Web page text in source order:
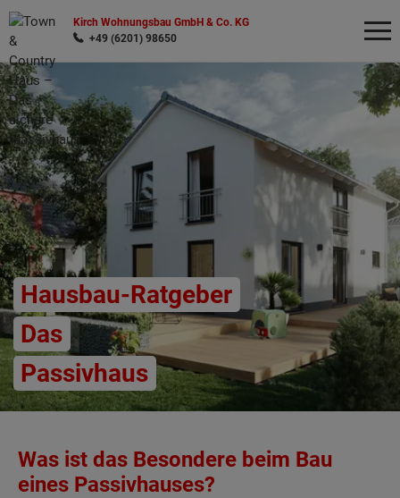
Kirch Wohnungsbau GmbH & Co. KG
+49 (6201) 98650
Hausbau-Ratgeber
Das
Passivhaus
Was ist das Besondere beim Bau
eines Passivhauses?
Wonach möchten Sie suchen?